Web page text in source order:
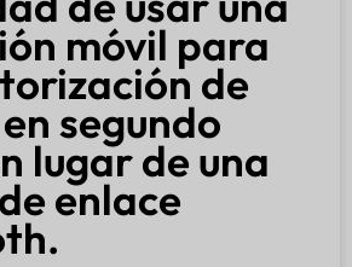
móvil para
de
segundo
lugar de una
enlace